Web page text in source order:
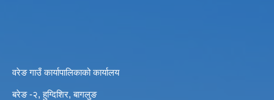
वरेङ गाउँ कार्यापालिकाको कार्यालय
बरेङ -२, हुग्दिशिर, बागलुङ